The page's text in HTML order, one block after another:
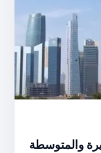
والمتوسطة